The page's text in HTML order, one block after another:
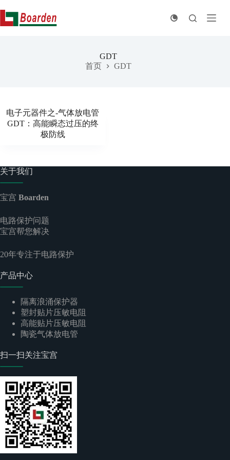
至
内
GDT
首页
GDT
电子元器件之-气体放电管
GDT：高能瞬态过压的终
极防线
关于我们
宝宫 Boarden
电路保护问题
宝宫帮您解决
20年专注于电路保护
产品中心
隔离浪涌保护器
塑封贴片压敏电阻
高能贴片压敏电阻
陶瓷气体放电管
扫一扫关注宝宫